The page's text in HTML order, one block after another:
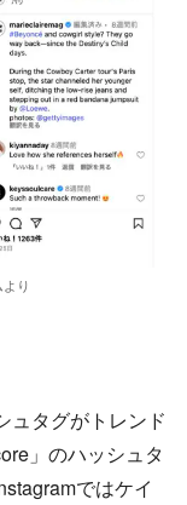
り
タグがトレンド
」のハッシュタ
ではケイ